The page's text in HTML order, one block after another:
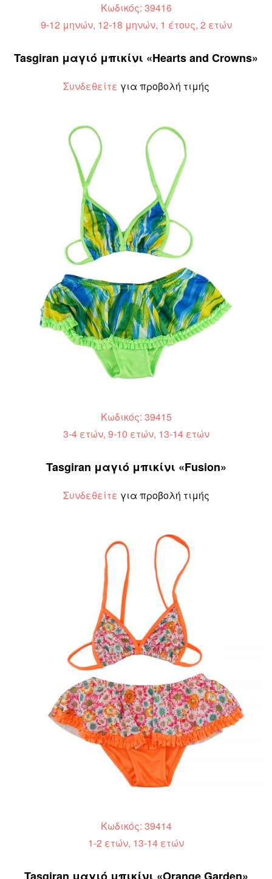
Κωδικός: 39416
9-12 μηνών, 12-18 μηνών, 1 έτους, 2 ετών
Tasgiran μαγιό μπικίνι «Hearts and Crowns»
Συνδεθείτε για προβολή τιμής
Κωδικός: 39415
3-4 ετών, 9-10 ετών, 13-14 ετών
Tasgiran μαγιό μπικίνι «Fusion»
Συνδεθείτε για προβολή τιμής
Κωδικός: 39414
1-2 ετών, 13-14 ετών